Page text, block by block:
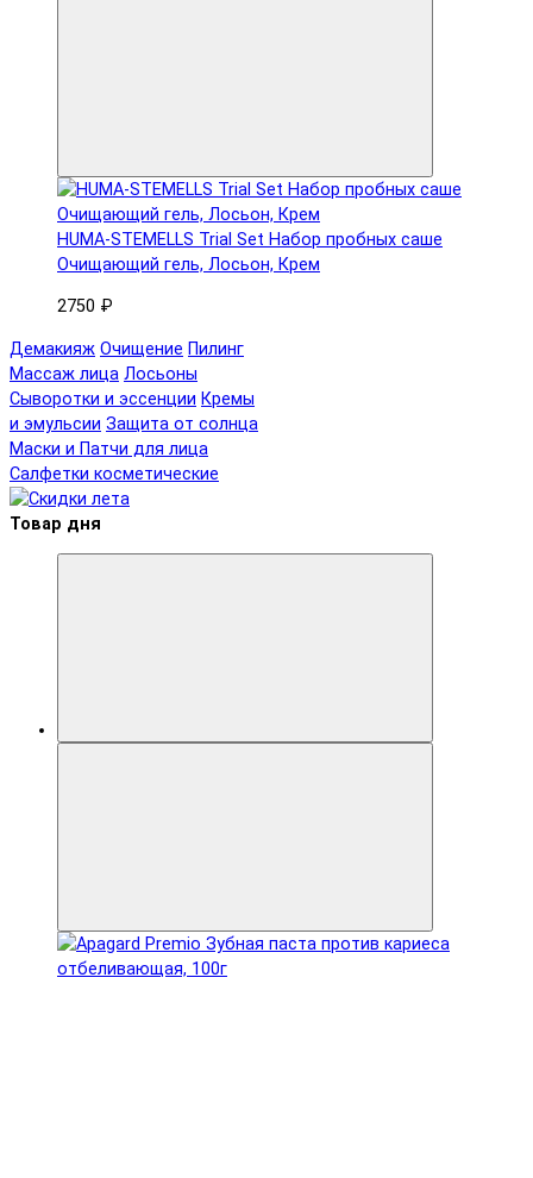
HUMA-STEMELLS Trial Set Набор пробных саше
Очищающий гель, Лосьон, Крем
2750 ₽
Демакияж Очищение Пилинг
Массаж лица Лосьоны
Сыворотки и эссенции Кремы
и эмульсии Защита от солнца
Маски и Патчи для лица
Салфетки косметические
Товар дня